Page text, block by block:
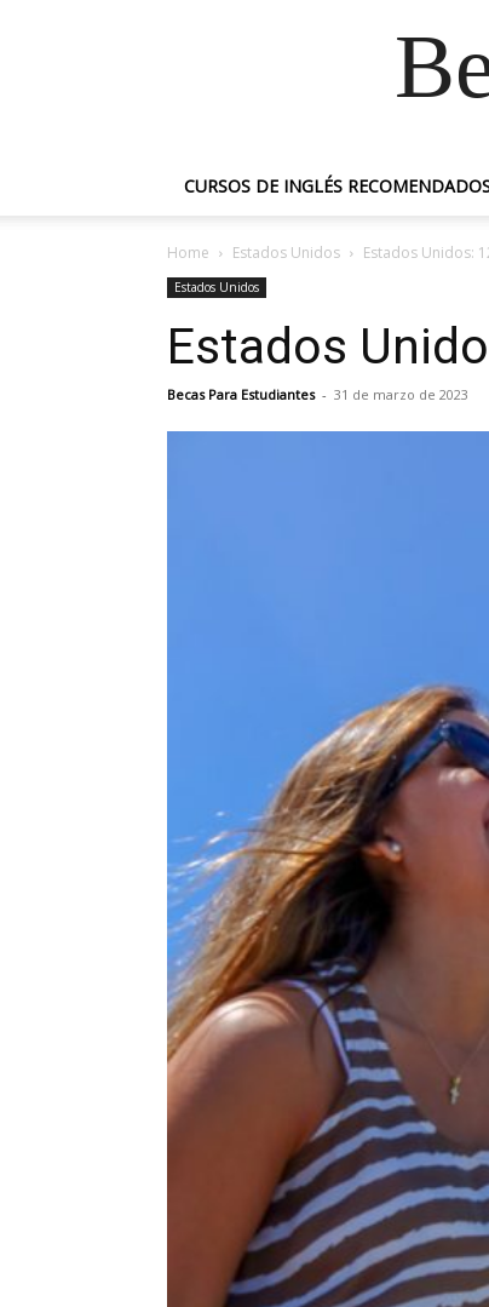
CURSOS DE INGLÉS
Home Estados Unidos Estados Unidos:
Estados Unidos
Estados
Becas Para Estudiantes - 31 de marzo de 2023